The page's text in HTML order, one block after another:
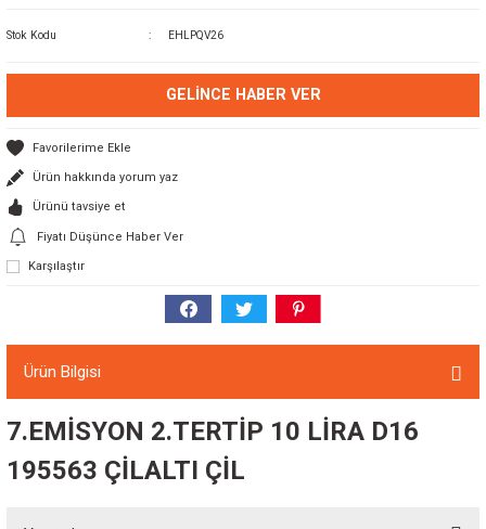
Stok Kodu EHLPQV26
GELINCE HABER VER
Ürün hakkında yorum yaz
Ürünü tavsiye et
Fiyatı Düşünce Haber Ver
Karşılaştır
Ürün Bilgisi
7.EMİSYON 2.TERTİP 10 LİRA D16
195563 ÇİLALTI ÇİL